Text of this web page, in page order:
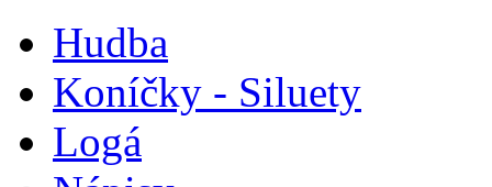
Hudba
Koníčky - Siluety
Logá